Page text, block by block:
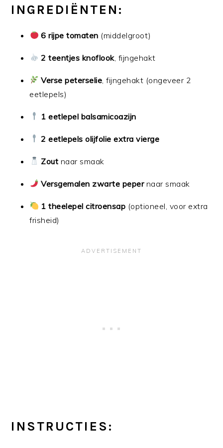
INGREDIËNTEN:
6 rijpe tomaten (middelgroot)
2 teentjes knoflook, fijngehakt
Verse peterselie , fijngehakt (ongeveer 2
eetlepels)
1 eetlepel balsamicoazijn
2 eetlepels olijfolie extra vierge
Zout naar smaak
Versgemalen zwarte pepernaar smaak
1 theelepel citroensap (optioneel, voor extra
frisheid)
INSTRUCTIES: